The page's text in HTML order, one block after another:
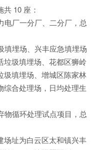
10 座：
电厂一分厂、二分厂，总
填埋场、兴丰应急填埋场
垃圾填埋场、花都区狮岭
圾填埋场、增城区陈家林
综合处理场，日均处理生
物循环处理试点项目，总
场址为白云区太和镇兴丰